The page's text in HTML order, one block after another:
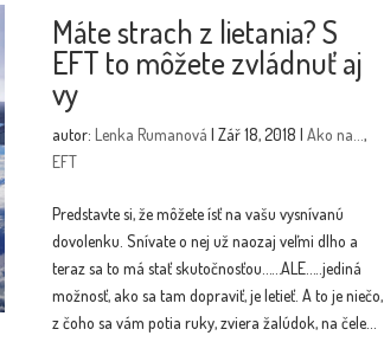
Máte strach z lietania? S
EFT to môžete zvládnuť aj
vy
autor:Lenka Rumanová |Zář 18, 2018 |Ako na...,
EFT
Predstavte si, že môžete ísť na vašu vysnívanú
dovolenku. Snívate o nej už naozaj veľmi dlho a
teraz sa to má stať skutočnosťou……ALE…..jediná
možnosť, ako sa tam dopraviť, je letieť. A to je niečo,
z čoho sa vám potia ruky, zviera žalúdok, na čele...